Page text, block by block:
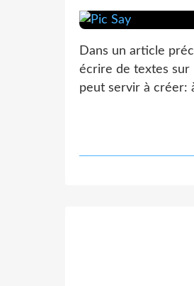
Dans un article
écrire de textes sur
peut servir à créer: